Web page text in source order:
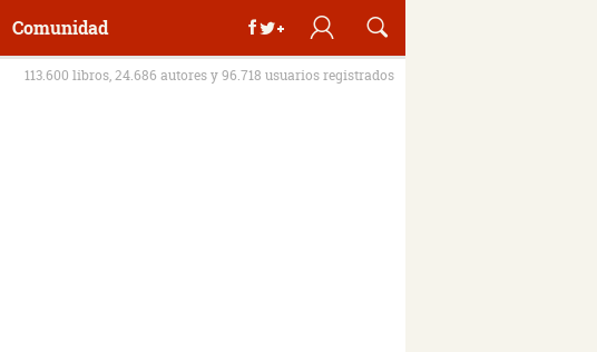
Comunidad
113.600 libros, 24.686 autores y 96.718 usuarios registrados